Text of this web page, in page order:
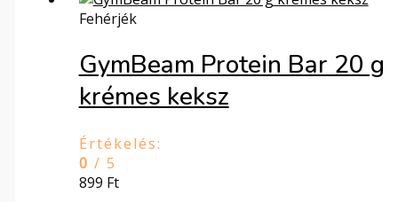
Fehérjék
GymBeam Protein Bar 20 g
krémes keksz
Értékelés:
0 / 5
899 Ft